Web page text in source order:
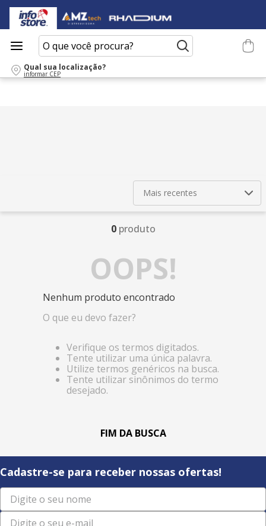
O que você procura?
Qual sua localização?
informar CEP
Mais recentes
0 produto
OOPS!
Nenhum produto encontrado
O que eu devo fazer?
Verifique os termos digitados.
Tente utilizar uma única palavra.
Utilize termos genéricos na busca.
Tente utilizar sinônimos do termo
desejado.
Cadastre-se para receber nossas ofertas!